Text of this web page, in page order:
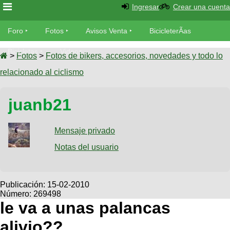
Foro
Foro
TÃ©cnica
Fotos
tu foto
Galeria
XC
Viajes
Descenso
SUBÃ
tu
Buscar
Ultimos
Fotos
BicicleterÃ­
as
Bicicletas
Tandem
Videos
Cicloturismo
Ingresar Crear una cuenta
Foro Fotos Avisos Venta BicicleterÃ­as
Bicicletas Videos
> Fotos > Fotos de bikers, accesorios, novedades y todo lo
relacionado al ciclismo
juanb21
Mensaje privado
Notas del usuario
Publicación: 15-02-2010
Número: 269498
le va a unas palancas